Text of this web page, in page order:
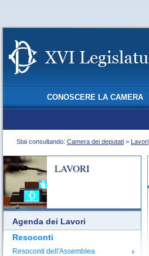
CONOSCERE LA CAMERA
Stai consultando: Camera dei deputati > Lavori
LAVORI
Agenda dei Lavori
Resoconti
Resoconti dell'Assemblea